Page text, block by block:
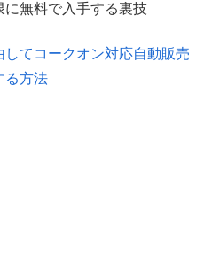
に無料で入手する裏技
てコークオン対応自動販売
る方法